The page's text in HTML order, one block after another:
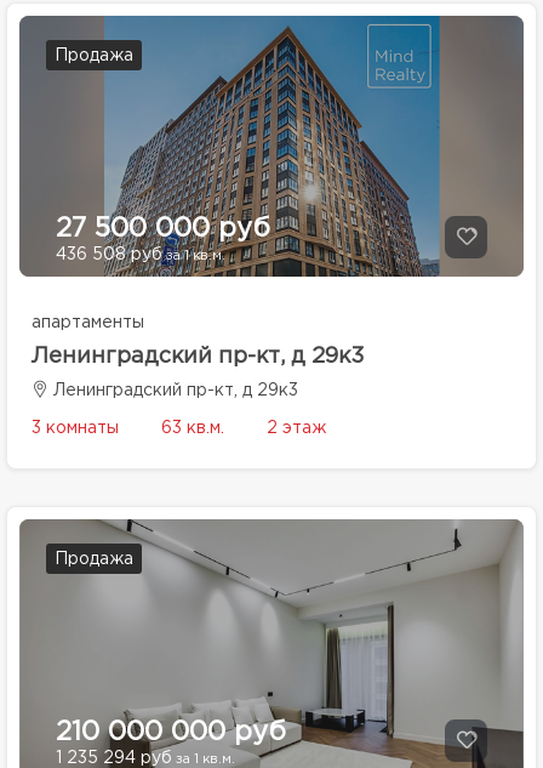
Продажа
27 500 000 руб
436 508 рубза 1 кв.м.
апартаменты
Ленинградский пр-кт, д 29к3
Ленинградский пр-кт, д 29к3
3 комнаты 63 кв.м. 2 этаж
Продажа
210 000 000 руб
1 235 294 руб за 1 кв.м.